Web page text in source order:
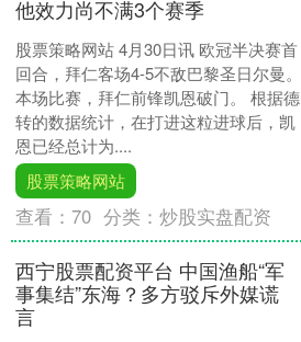
他效力尚不满3个赛季
股票策略网站 4月30日讯 欧冠半决赛首
回合，拜仁客场4-5不敌巴黎圣日尔曼。
本场比赛，拜仁前锋凯恩破门。 根据德
转的数据统计，在打进这粒进球后，凯
恩已经总计为....
股票策略网站
查看：70 分类：炒股实盘配资
西宁股票配资平台 中国渔船“军
事集结”东海？多方驳斥外媒谎
言